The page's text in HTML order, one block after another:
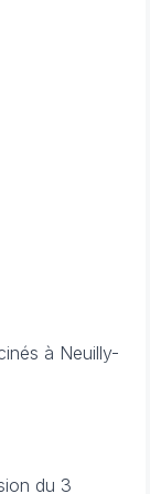
à Neuilly-
du 3